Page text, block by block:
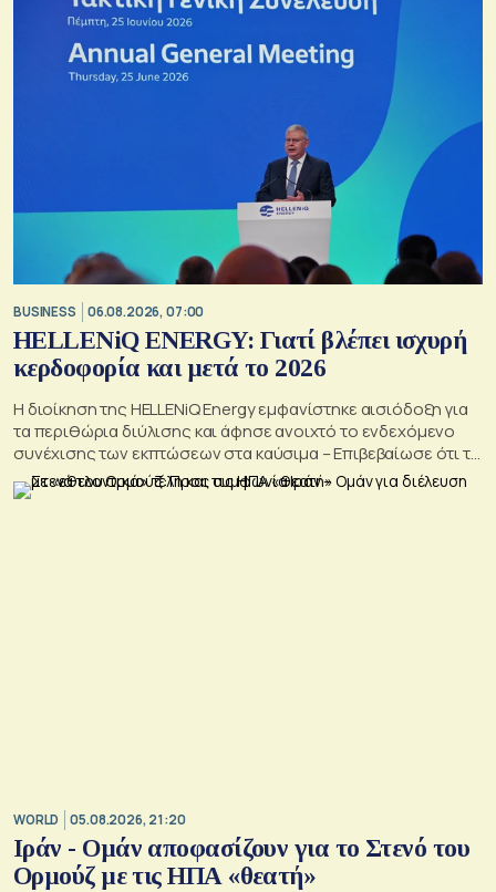
BUSINESS 06.08.2026, 07:00
HELLENiQ ENERGY: Γιατί βλέπει ισχυρή
κερδοφορία και μετά το 2026
Η διοίκηση της HELLENiQ Energy εμφανίστηκε αισιόδοξη για
τα περιθώρια διύλισης και άφησε ανοιχτό το ενδεχόμενο
συνέχισης των εκπτώσεων στα καύσιμα – Επιβεβαίωσε ότι το
γεωτρύπανο θα μπει το 2027 στο Βόρειο Ιόνιο
WORLD 05.08.2026, 21:20
Ιράν - Ομάν αποφασίζουν για το Στενό του
Ορμούζ με τις ΗΠΑ «θεατή»